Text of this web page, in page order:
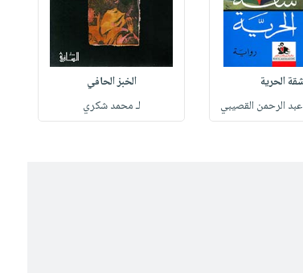
الحرية
الرحمن القصيبي
الخبز الحافي
لـ محمد شكري